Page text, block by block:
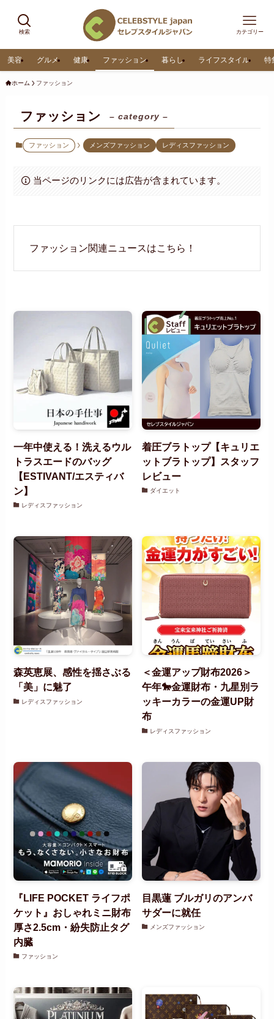
検索 カテゴリー
美容 グルメ 健康 ファッション 暮らし ライフスタイル 特
ホーム ファッション
ファッション – category –
ファッション メンズファッション レディスファッション
当ページのリンクには広告が含まれています。
ファッション関連ニュースはこちら！
一年中使える！洗えるウル
トラスエードのバッグ
【ESTIVANT/エスティバ
ン】
レディスファッション
着圧ブラトップ【キュリエ
ットブラトップ】スタッフ
レビュー
ダイエット
森英恵展、感性を揺さぶる
「美」に魅了
レディスファッション
＜金運アップ財布2026＞
午年🐎金運財布・九星別ラ
ッキーカラーの金運UP財
布
レディスファッション
『LIFE POCKET ライフポ
ケット』おしゃれミニ財布
厚さ2.5cm・紛失防止タグ
内臓
ファッション
目黒蓮 ブルガリのアンバ
サダーに就任
メンズファッション